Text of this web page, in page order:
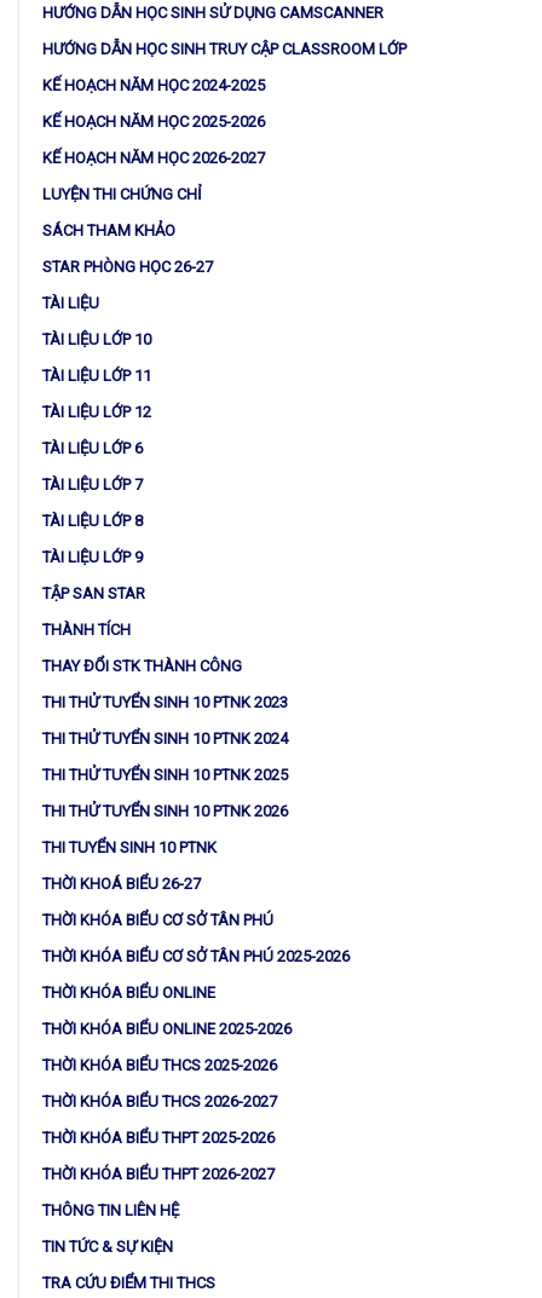
HƯỚNG DẪN HỌC SINH SỬ DỤNG CAMSCANNER
HƯỚNG DẪN HỌC SINH TRUY CẬP CLASSROOM LỚP
KẾ HOẠCH NĂM HỌC 2024-2025
KẾ HOẠCH NĂM HỌC 2025-2026
KẾ HOẠCH NĂM HỌC 2026-2027
LUYỆN THI CHỨNG CHỈ
SÁCH THAM KHẢO
STAR PHÒNG HỌC 26-27
TÀI LIỆU
TÀI LIỆU LỚP 10
TÀI LIỆU LỚP 11
TÀI LIỆU LỚP 12
TÀI LIỆU LỚP 6
TÀI LIỆU LỚP 7
TÀI LIỆU LỚP 8
TÀI LIỆU LỚP 9
TẬP SAN STAR
THÀNH TÍCH
THAY ĐỔI STK THÀNH CÔNG
THI THỬ TUYỂN SINH 10 PTNK 2023
THI THỬ TUYỂN SINH 10 PTNK 2024
THI THỬ TUYỂN SINH 10 PTNK 2025
THI THỬ TUYỂN SINH 10 PTNK 2026
THI TUYỂN SINH 10 PTNK
THỜI KHOÁ BIỂU 26-27
THỜI KHÓA BIỂU CƠ SỞ TÂN PHÚ
THỜI KHÓA BIỂU CƠ SỞ TÂN PHÚ 2025-2026
THỜI KHÓA BIỂU ONLINE
THỜI KHÓA BIỂU ONLINE 2025-2026
THỜI KHÓA BIỂU THCS 2025-2026
THỜI KHÓA BIỂU THCS 2026-2027
THỜI KHÓA BIỂU THPT 2025-2026
THỜI KHÓA BIỂU THPT 2026-2027
THÔNG TIN LIÊN HỆ
TIN TỨC & SỰ KIỆN
TRA CỨU ĐIỂM THI THCS